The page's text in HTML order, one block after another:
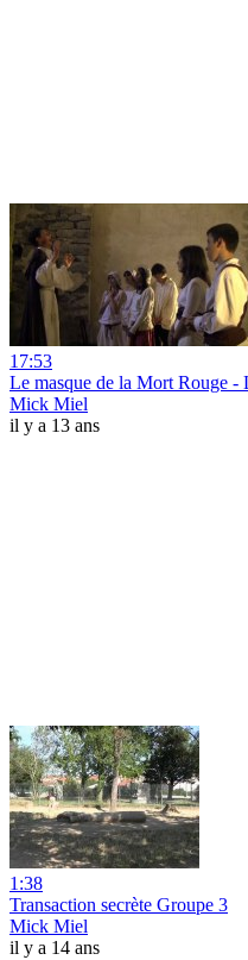
17:53
Le masque de la Mort Rouge -
Mick Miel
il y a 13 ans
1:38
Transaction secrète Groupe 3
Mick Miel
il y a 14 ans